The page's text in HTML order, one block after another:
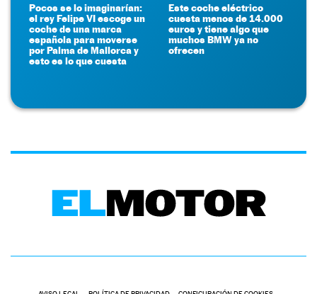
Pocos se lo imaginarían:
el rey Felipe VI escoge un
coche de una marca
española para moverse
por Palma de Mallorca y
esto es lo que cuesta
Este coche eléctrico
cuesta menos de 14.000
euros y tiene algo que
muchos BMW ya no
ofrecen